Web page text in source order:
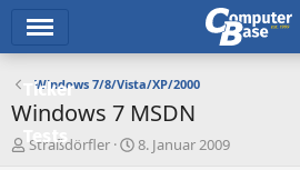
Ticker
Tests
Windows 7/8/Vista/XP/2000
Windows 7 MSDN
E
Straßdörfler
E
8. Januar 2009